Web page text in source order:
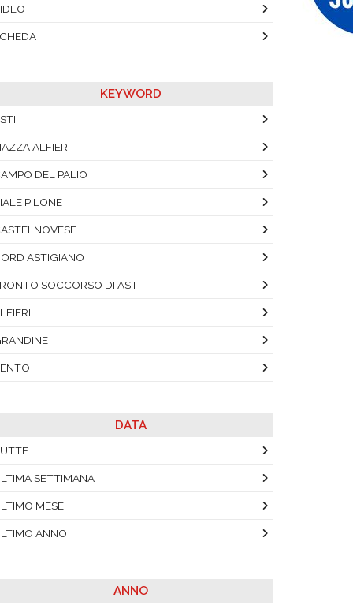
KEYWORD
ALFIERI
DEL PALIO
PILONE
ASTIGIANO
SOCCORSO DI ASTI
DATA
SETTIMANA
MESE
ANNO
ANNO